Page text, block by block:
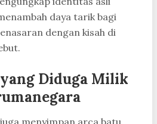
daya tarik bagi
dengan kisah di
Diduga Milik